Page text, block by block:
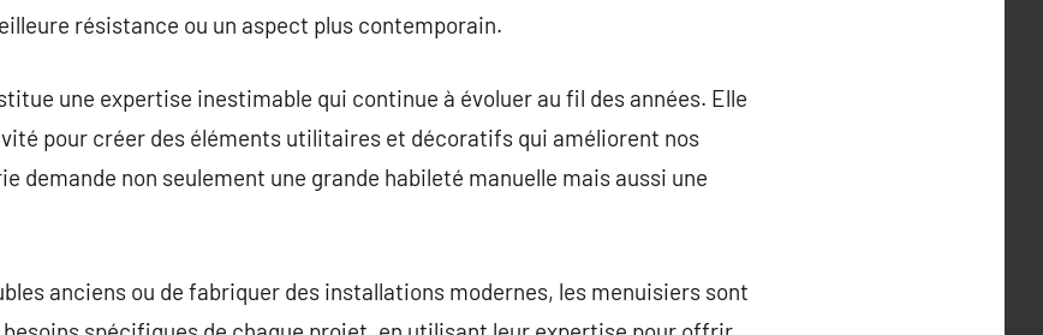
résistance ou un aspect plus contemporain.
une expertise inestimable qui continue à évoluer au fil des années. Elle
pour créer des éléments utilitaires et décoratifs qui améliorent nos
demande non seulement une grande habileté manuelle mais aussi une
anciens ou de fabriquer des installations modernes, les menuisiers sont